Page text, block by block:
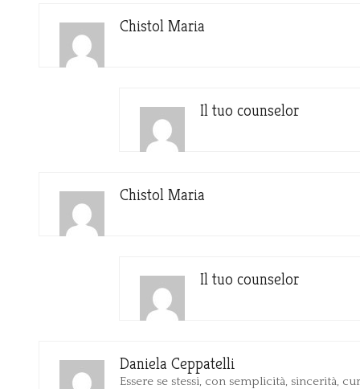
Chistol Maria
Il tuo counselor
Chistol Maria
Il tuo counselor
Daniela Ceppatelli
Essere se stessi, con semplicità, sincerità,